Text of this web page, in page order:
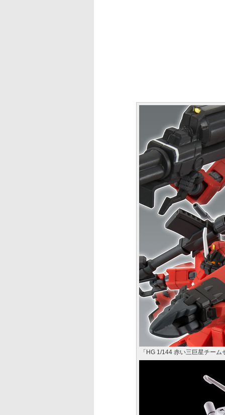
「HG 1/144 赤い三巨星チーム